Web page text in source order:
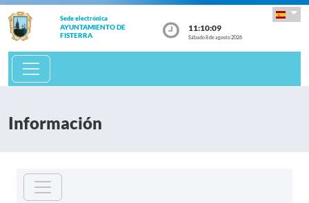
Sede electrónica
AYUNTAMIENTO DE
FISTERRA
11:10:09
Sábado 8 de agosto 2026
Información